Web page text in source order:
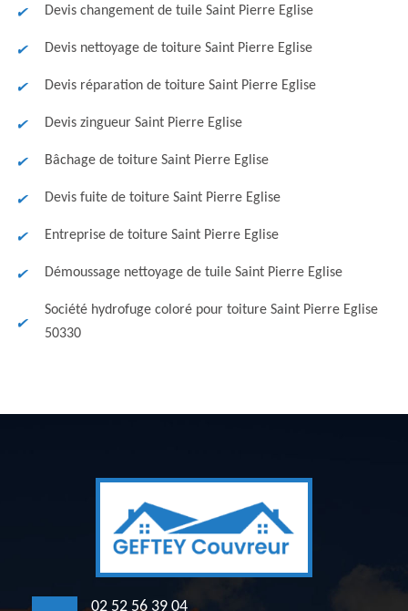
Devis changement de tuile Saint Pierre Eglise
Devis nettoyage de toiture Saint Pierre Eglise
Devis réparation de toiture Saint Pierre Eglise
Devis zingueur Saint Pierre Eglise
Bâchage de toiture Saint Pierre Eglise
Devis fuite de toiture Saint Pierre Eglise
Entreprise de toiture Saint Pierre Eglise
Démoussage nettoyage de tuile Saint Pierre Eglise
Société hydrofuge coloré pour toiture Saint Pierre Eglise
50330
02 52 56 39 04